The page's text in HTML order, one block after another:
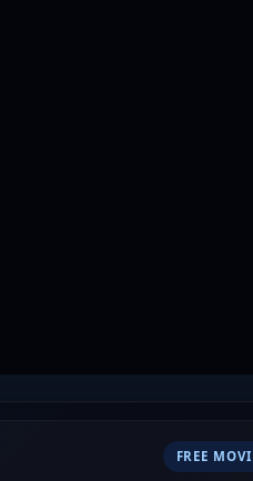
FREE